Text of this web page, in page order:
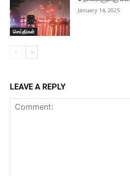
செய்திகள்
January 14, 2025
LEAVE A REPLY